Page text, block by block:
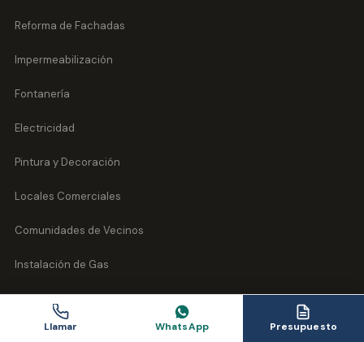
Reforma de Fachadas
Impermeabilización
Fontanería
Electricidad
Pintura y Decoración
Locales Comerciales
Comunidades de Vecinos
Instalación de Gas
Reformas Norte de Tenerife
Obra Nueva y Construcción
Llamar WhatsApp Presupuesto